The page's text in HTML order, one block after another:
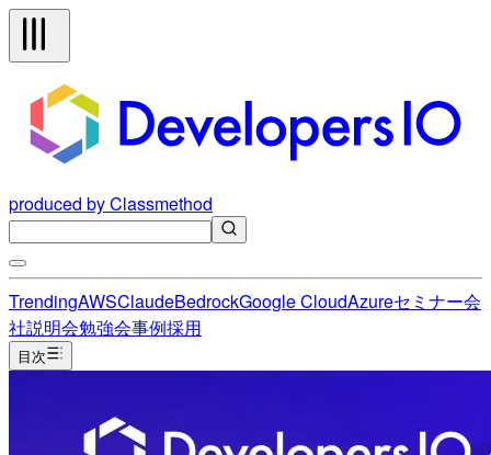
produced by Classmethod
TrendingAWSClaudeBedrockGoogle CloudAzureセミナー会
社説明会勉強会事例採用
目次